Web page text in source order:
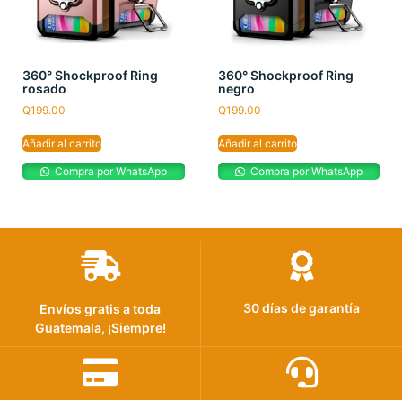
360° Shockproof Ring
rosado
Q199.00
Añadir al carrito
Compra por WhatsApp
360° Shockproof Ring
negro
Q199.00
Añadir al carrito
Compra por WhatsApp
Envíos gratis a toda
Guatemala, ¡Siempre!
30 días de garantía